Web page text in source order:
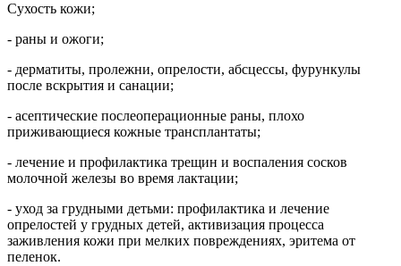
Сухость кожи;
- раны и ожоги;
- дерматиты, пролежни, опрелости, абсцессы, фурункулы
после вскрытия и санации;
- асептические послеоперационные раны, плохо
приживающиеся кожные трансплантаты;
- лечение и профилактика трещин и воспаления сосков
молочной железы во время лактации;
- уход за грудными детьми: профилактика и лечение
опрелостей у грудных детей, активизация процесса
заживления кожи при мелких повреждениях, эритема от
пеленок.